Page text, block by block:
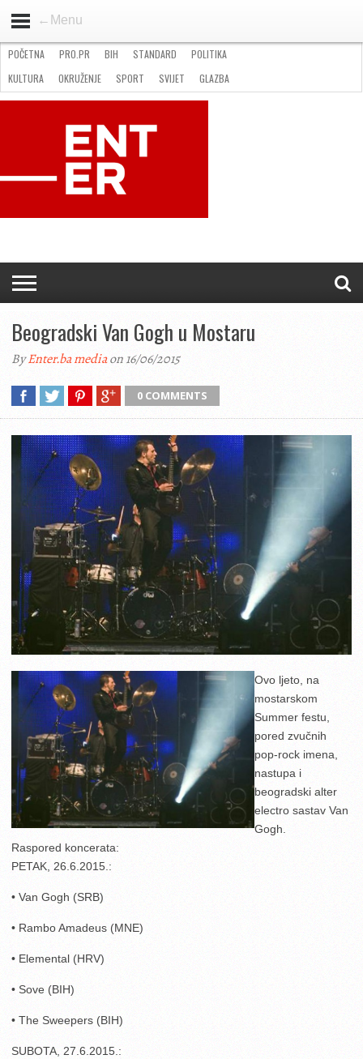
←Menu
STANDARD
GOSPODARSTVO
OKRUŽENJE
POČETNA PRO.PR BIH STANDARD
POLITIKA
KULTURA
OKRUŽENJE SPORT SVIJET
GLAZBA
NATJEČAJI
FILMING LOCATION IN BH KONTAKT
Beogradski Van Gogh u Mostaru
ByEnter.ba mediaon 16/06/2015
0 COMMENTS
Ovo ljeto, na
mostarskom
Summer festu,
pored zvučnih
pop-rock imena,
nastupa i
beogradski alter
electro sastav Van
Gogh.
Raspored koncerata:
PETAK, 26.6.2015.:
• Van Gogh (SRB)
• Rambo Amadeus (MNE)
• Elemental (HRV)
• Sove (BIH)
• The Sweepers (BIH)
SUBOTA, 27.6.2015.: